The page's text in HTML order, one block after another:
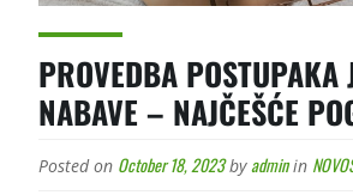
PROVEDBA POSTUPAKA
NABAVE – NAJČEŠĆE
Posted on October 18, 2023 by admin in